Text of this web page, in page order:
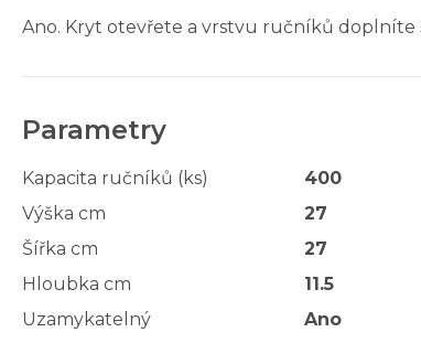
Ano. Kryt otevřete a vrstvu ručníků
Parametry
Kapacita ručníků (ks)
400
Výška cm
27
Šířka cm
27
Hloubka cm
11.5
Uzamykatelný
Ano